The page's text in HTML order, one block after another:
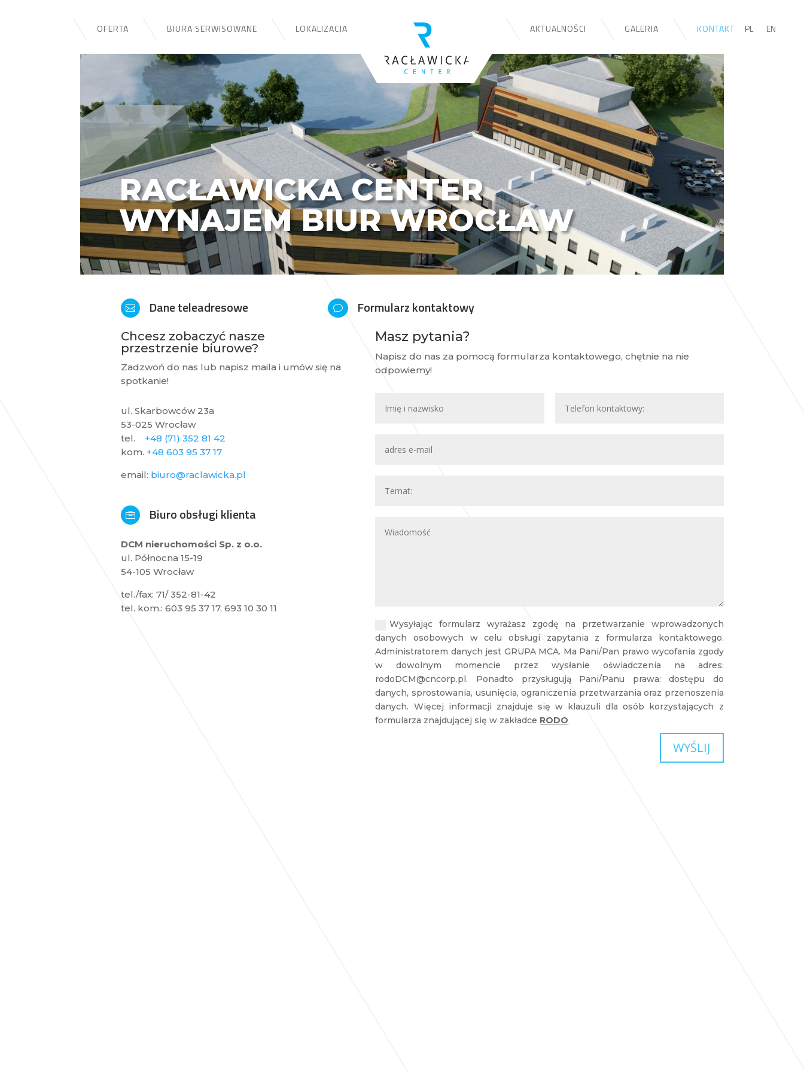
OFERTA BIURA SERWISOWANE LOKALIZACJA AKTUALNOŚCI GALERIA KONTAKT PL EN
RACŁAWICKA CENTER
WYNAJEM BIUR WROCŁAW
 Dane teleadresowe
Chcesz zobaczyć nasze
przestrzenie biurowe?
Zadzwoń do nas lub napisz maila i umów się na
spotkanie!
ul. Skarbowców 23a
53-025 Wrocław
tel. +48 (71) 352 81 42
kom. +48 603 95 37 17
email: biuro@raclawicka.pl
 Biuro obsługi klienta
DCM nieruchomości Sp. z o.o.
ul. Północna 15-19
54-105 Wrocław
tel./fax: 71/ 352-81-42
tel. kom.: 603 95 37 17, 693 10 30 11
v Formularz kontaktowy
Masz pytania?
Napisz do nas za pomocą formularza kontaktowego, chętnie na nie
odpowiemy!
Wysyłając formularz wyrażasz zgodę na przetwarzanie wprowadzonych
danych osobowych w celu obsługi zapytania z formularza kontaktowego.
Administratorem danych jest GRUPA MCA. Ma Pani/Pan prawo wycofania zgody
w dowolnym momencie przez wysłanie oświadczenia na adres:
rodoDCM@cncorp.pl. Ponadto przysługują Pani/Panu prawa: dostępu do
danych, sprostowania, usunięcia, ograniczenia przetwarzania oraz przenoszenia
danych. Więcej informacji znajduje się w klauzuli dla osób korzystających z
formularza znajdującej się w zakładce RODO
WYŚLIJ